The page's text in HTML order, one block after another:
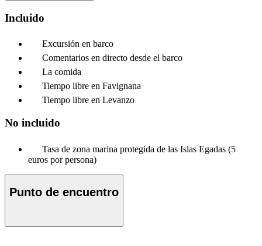
Incluido
Excursión en barco
Comentarios en directo desde el barco
La comida
Tiempo libre en Favignana
Tiempo libre en Levanzo
No incluido
Tasa de zona marina protegida de las Islas Egadas (5
euros por persona)
Punto de encuentro